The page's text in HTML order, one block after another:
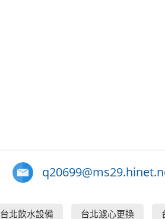
台北飲水設備 台北濾心更換